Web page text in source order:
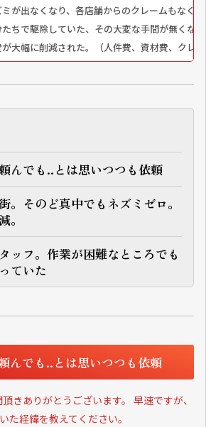
ミが出なくなり、各店舗からのクレームもなく
たちで駆除していた、その大変な手間が無くな
が大幅に削減された。（人件費、資材費、クレ
んでも..とは思いつつも依頼
。そのど真中でもネズミゼロ。
。
ッフ。作業が困難なところでも
ていた
んでも..とは思いつつも依頼
きありがとうございます。 早速ですが、
た経緯を教えてください。